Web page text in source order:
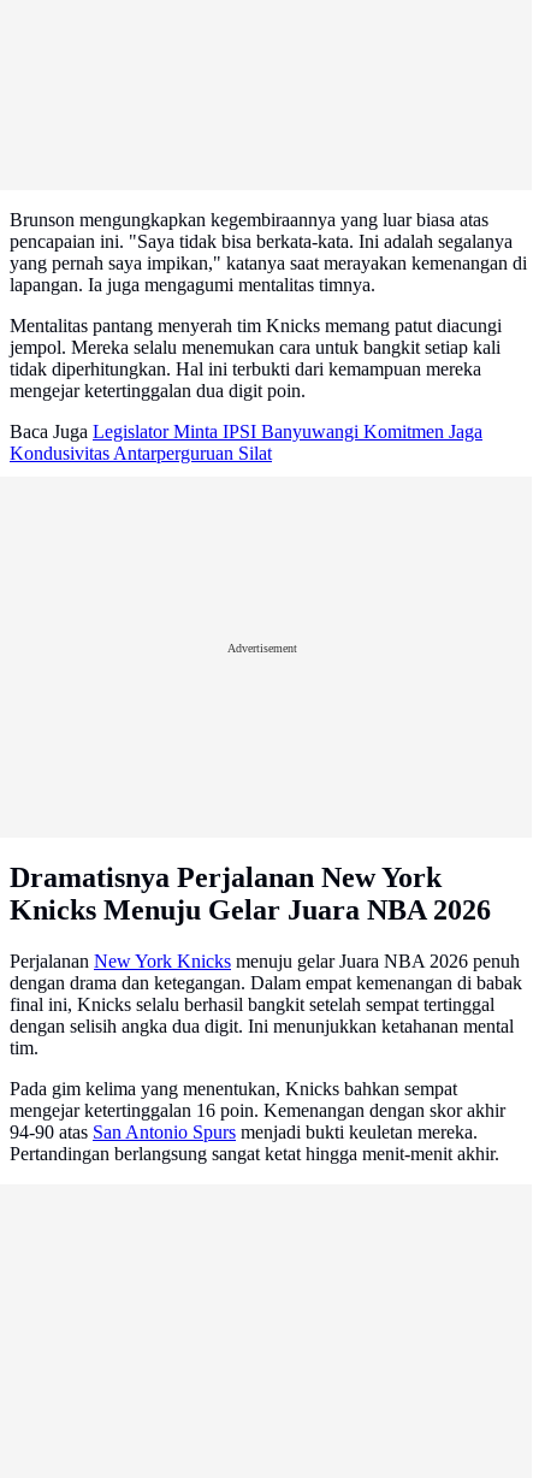
Brunson mengungkapkan kegembiraannya yang luar biasa atas
pencapaian ini. "Saya tidak bisa berkata-kata. Ini adalah segalanya
yang pernah saya impikan," katanya saat merayakan kemenangan di
lapangan. Ia juga mengagumi mentalitas timnya.
Mentalitas pantang menyerah tim Knicks memang patut diacungi
jempol. Mereka selalu menemukan cara untuk bangkit setiap kali
tidak diperhitungkan. Hal ini terbukti dari kemampuan mereka
mengejar ketertinggalan dua digit poin.
Baca Juga Legislator Minta IPSI Banyuwangi Komitmen Jaga
Kondusivitas Antarperguruan Silat
Advertisement
Dramatisnya Perjalanan New York
Knicks Menuju Gelar Juara NBA 2026
Perjalanan New York Knicks menuju gelar Juara NBA 2026 penuh
dengan drama dan ketegangan. Dalam empat kemenangan di babak
final ini, Knicks selalu berhasil bangkit setelah sempat tertinggal
dengan selisih angka dua digit. Ini menunjukkan ketahanan mental
tim.
Pada gim kelima yang menentukan, Knicks bahkan sempat
mengejar ketertinggalan 16 poin. Kemenangan dengan skor akhir
94-90 atas San Antonio Spurs menjadi bukti keuletan mereka.
Pertandingan berlangsung sangat ketat hingga menit-menit akhir.